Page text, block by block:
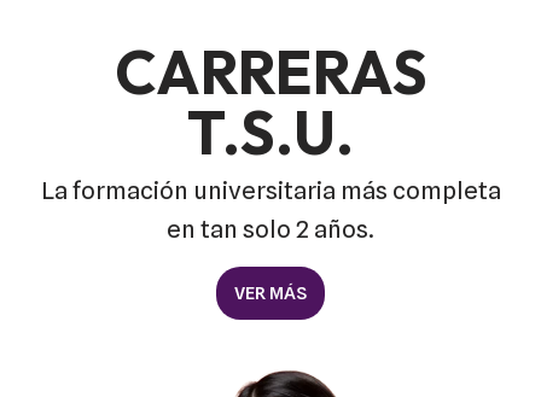
CARRERAS
T.S.U.
La formación universitaria más completa
en tan solo 2 años.
VER MÁS